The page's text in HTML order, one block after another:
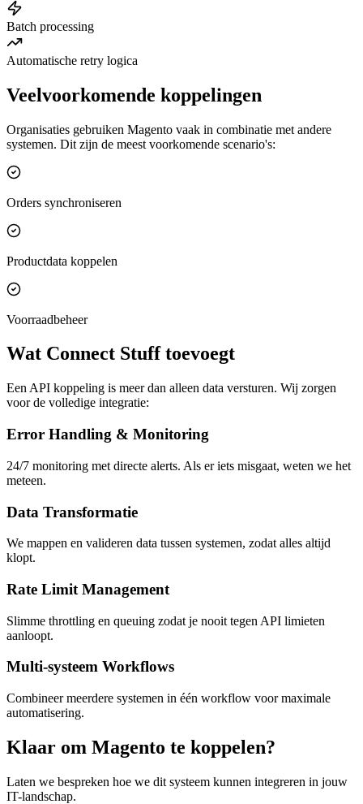
Batch processing
Automatische retry logica
Veelvoorkomende koppelingen
Organisaties gebruiken Magento vaak in combinatie met andere
systemen. Dit zijn de meest voorkomende scenario's:
Orders synchroniseren
Productdata koppelen
Voorraadbeheer
Wat Connect Stuff toevoegt
Een API koppeling is meer dan alleen data versturen. Wij zorgen
voor de volledige integratie:
Error Handling & Monitoring
24/7 monitoring met directe alerts. Als er iets misgaat, weten we het
meteen.
Data Transformatie
We mappen en valideren data tussen systemen, zodat alles altijd
klopt.
Rate Limit Management
Slimme throttling en queuing zodat je nooit tegen API limieten
aanloopt.
Multi-systeem Workflows
Combineer meerdere systemen in één workflow voor maximale
automatisering.
Klaar om Magento te koppelen?
Laten we bespreken hoe we dit systeem kunnen integreren in jouw
IT-landschap.